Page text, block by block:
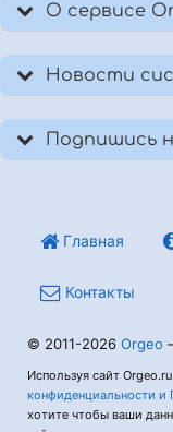
О сервисе
Новости
Подпишись
Главная
Контакты
© 2011-2026 Orgeo
Используя сайт
конфиденциальности и
хотите чтобы ваши